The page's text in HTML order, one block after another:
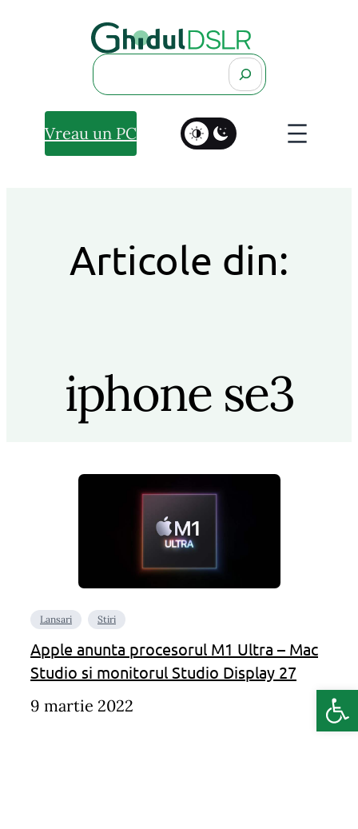
Search
Vreau un PC
Articole din:
iphone se3
Lansari Stiri
Apple anunta procesorul M1 Ultra – Mac
Studio si monitorul Studio Display 27
9 martie 2022